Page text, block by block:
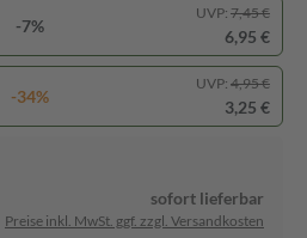
-7%
UVP: 7,45 €
6,95 €
-34%
UVP: 4,95 €
3,25 €
sofort lieferbar
Preise inkl. MwSt. ggf. zzgl. Versandkosten